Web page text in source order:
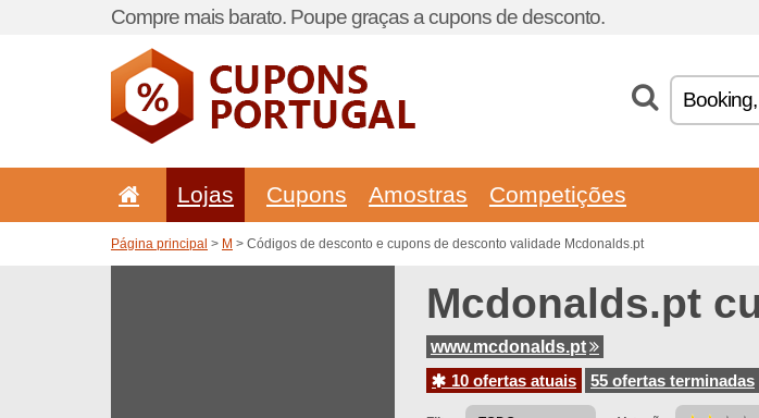
Compre mais barato. Poupe graças a cupons de desconto.
Lojas Cupons Amostras Competições
Página principal > M > Códigos de desconto e cupons de desconto validade Mcdonalds.pt
Mcdonalds.pt
www.mcdonalds.pt
10 ofertas atuais
55 ofertas terminadas